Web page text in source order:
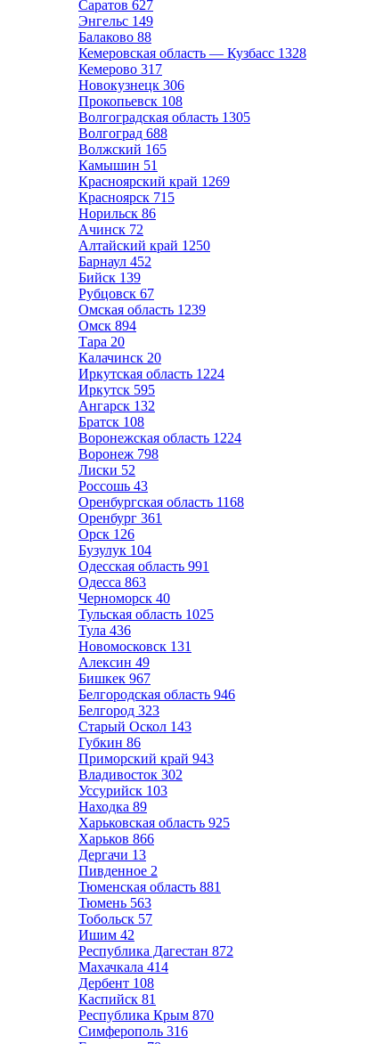
Саратов 627
Энгельс 149
Балаково 88
Кемеровская область — Кузбасс 1328
Кемерово 317
Новокузнецк 306
Прокопьевск 108
Волгоградская область 1305
Волгоград 688
Волжский 165
Камышин 51
Красноярский край 1269
Красноярск 715
Норильск 86
Ачинск 72
Алтайский край 1250
Барнаул 452
Бийск 139
Рубцовск 67
Омская область 1239
Омск 894
Тара 20
Калачинск 20
Иркутская область 1224
Иркутск 595
Ангарск 132
Братск 108
Воронежская область 1224
Воронеж 798
Лиски 52
Россошь 43
Оренбургская область 1168
Оренбург 361
Орск 126
Бузулук 104
Одесская область 991
Одесса 863
Черноморск 40
Тульская область 1025
Тула 436
Новомосковск 131
Алексин 49
Бишкек 967
Белгородская область 946
Белгород 323
Старый Оскол 143
Губкин 86
Приморский край 943
Владивосток 302
Уссурийск 103
Находка 89
Харьковская область 925
Харьков 866
Дергачи 13
Пивденное 2
Тюменская область 881
Тюмень 563
Тобольск 57
Ишим 42
Республика Дагестан 872
Махачкала 414
Дербент 108
Каспийск 81
Республика Крым 870
Симферополь 316